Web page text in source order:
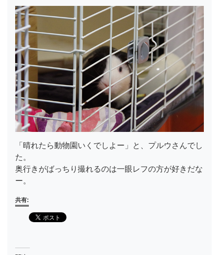
「晴れたら動物園いくでしよー」と、プルウさんでし
た。
奥行きがばっちり撮れるのは一眼レフの方が好きだな
ー。
共有: